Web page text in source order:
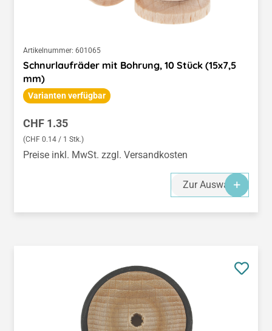
Artikelnummer: 601065
Schnurlaufräder mit Bohrung, 10 Stück (15x7,5
mm)
Varianten verfügbar
Regulärer Preis:
CHF 1.35
(CHF 0.14 / 1 Stk.)
Preise inkl. MwSt. zzgl. Versandkosten
Zur Auswahl